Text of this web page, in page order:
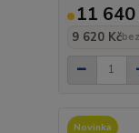
11 640
9 620 Kč
Novinka